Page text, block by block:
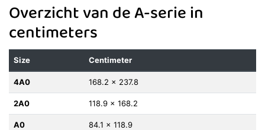
Overzicht van de A-serie in
centimeters
Size Centimeter
4A0 168.2 x 237.8
2A0 118.9 x 168.2
A0 84.1 x 118.9